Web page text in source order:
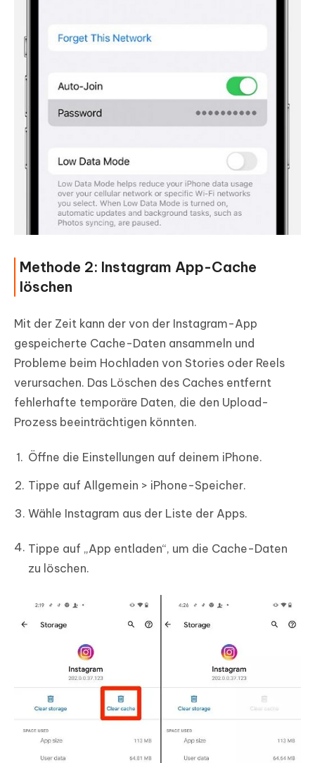
Methode 2: Instagram App-Cache
löschen
Mit der Zeit kann der von der Instagram-App
gespeicherte Cache-Daten ansammeln und
Probleme beim Hochladen von Stories oder Reels
verursachen. Das Löschen des Caches entfernt
fehlerhafte temporäre Daten, die den Upload-
Prozess beeinträchtigen könnten.
Öffne die Einstellungen auf deinem iPhone.
Tippe auf Allgemein > iPhone-Speicher.
Wähle Instagram aus der Liste der Apps.
Tippe auf „App entladen“, um die Cache-Daten
zu löschen.